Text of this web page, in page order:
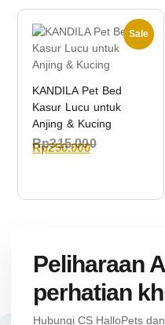
Sale
KANDILA Pet Bed
Kasur Lucu untuk
Anjing & Kucing
Rp315.000
Rp250.000
Peliharaan
perhatian
Hubungi CS HalloPets